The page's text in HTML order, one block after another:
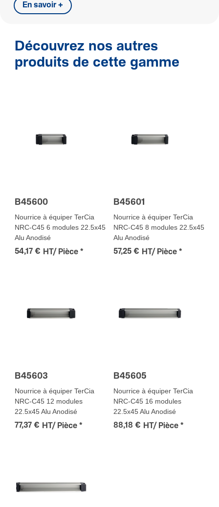
En savoir +
Découvrez nos autres
produits de cette gamme
B45600
Nourrice à équiper TerCia
NRC-C45 6 modules 22.5x45
Alu Anodisé
54,17 € HT/ Pièce *
B45601
Nourrice à équiper TerCia
NRC-C45 8 modules 22.5x45
Alu Anodisé
57,25 € HT/ Pièce *
B45603
Nourrice à équiper TerCia
NRC-C45 12 modules
22.5x45 Alu Anodisé
77,37 € HT/ Pièce *
B45605
Nourrice à équiper TerCia
NRC-C45 16 modules
22.5x45 Alu Anodisé
88,18 € HT/ Pièce *